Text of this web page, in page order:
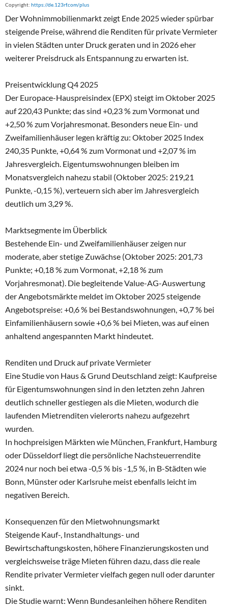
Copyright: https://de.123rf.com/plus
Der Wohnimmobilienmarkt zeigt Ende 2025 wieder spürbar
steigende Preise, während die Renditen für private Vermieter
in vielen Städten unter Druck geraten und in 2026 eher
weiterer Preisdruck als Entspannung zu erwarten ist.
Preisentwicklung Q4 2025
Der Europace-Hauspreisindex (EPX) steigt im Oktober 2025
auf 220,43 Punkte; das sind +0,23 % zum Vormonat und
+2,50 % zum Vorjahresmonat. Besonders neue Ein- und
Zweifamilienhäuser legen kräftig zu: Oktober 2025 Index
240,35 Punkte, +0,64 % zum Vormonat und +2,07 % im
Jahresvergleich. Eigentumswohnungen bleiben im
Monatsvergleich nahezu stabil (Oktober 2025: 219,21
Punkte, -0,15 %), verteuern sich aber im Jahresvergleich
deutlich um 3,29 %.
Marktsegmente im Überblick
Bestehende Ein- und Zweifamilienhäuser zeigen nur
moderate, aber stetige Zuwächse (Oktober 2025: 201,73
Punkte; +0,18 % zum Vormonat, +2,18 % zum
Vorjahresmonat). Die begleitende Value-AG-Auswertung
der Angebotsmärkte meldet im Oktober 2025 steigende
Angebotspreise: +0,6 % bei Bestandswohnungen, +0,7 % bei
Einfamilienhäusern sowie +0,6 % bei Mieten, was auf einen
anhaltend angespannten Markt hindeutet.
Renditen und Druck auf private Vermieter
Eine Studie von Haus & Grund Deutschland zeigt: Kaufpreise
für Eigentumswohnungen sind in den letzten zehn Jahren
deutlich schneller gestiegen als die Mieten, wodurch die
laufenden Mietrenditen vielerorts nahezu aufgezehrt
wurden.
In hochpreisigen Märkten wie München, Frankfurt, Hamburg
oder Düsseldorf liegt die persönliche Nachsteuerrendite
2024 nur noch bei etwa -0,5 % bis -1,5 %, in B-Städten wie
Bonn, Münster oder Karlsruhe meist ebenfalls leicht im
negativen Bereich.
Konsequenzen für den Mietwohnungsmarkt
Steigende Kauf-, Instandhaltungs- und
Bewirtschaftungskosten, höhere Finanzierungskosten und
vergleichsweise träge Mieten führen dazu, dass die reale
Rendite privater Vermieter vielfach gegen null oder darunter
sinkt.
Die Studie warnt: Wenn Bundesanleihen höhere Renditen